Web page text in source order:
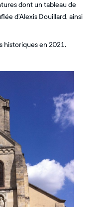
dont un tableau de
d’Alexis Douillard, ainsi
historiques en 2021.